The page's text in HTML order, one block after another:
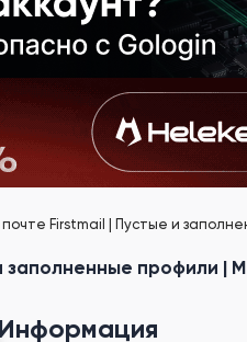
Firstmail | Пустые и
профили |
Информация